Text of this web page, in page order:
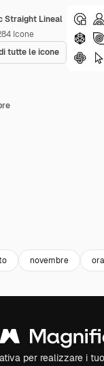
Straight Lineal
Icone
tutte le icone
novembre
per realizzare i